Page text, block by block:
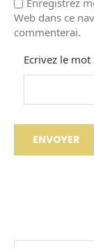
Enregistrez
Web dans ce
commenterai.
Ecrivez le mot